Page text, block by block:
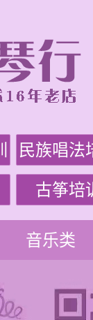
民族唱法
古筝培
音乐类